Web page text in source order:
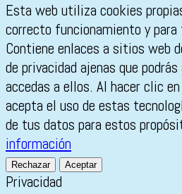
Esta web utiliza cookies
correcto funcionamiento y
Contiene enlaces a sitios web
de privacidad ajenas que
accedas a ellos. Al hacer clic
acepta el uso de estas
de tus datos para estos
información
Rechazar Aceptar
Privacidad